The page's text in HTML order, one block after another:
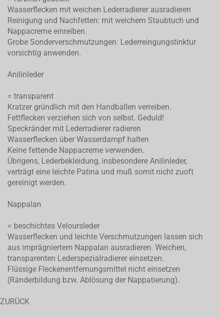
Wasserflecken mit weichen Lederradierer ausradieren
Reinigung und Nachfetten: mit weichem Staubtuch und
Nappacreme einreiben.
Grobe Sonderverschmutzungen: Lederreingungstinktur
vorsichtig anwenden.
Anilinleder
= transparent
Kratzer gründlich mit den Handballen verreiben.
Fettflecken verziehen sich von selbst. Geduld!
Speckränder mit Lederradierer radieren
Wasserflecken über Wasserdampf halten
Keine fettende Nappacreme verwenden.
Übrigens, Lederbekleidung, insbesondere Anilinleder,
verträgt eine leichte Patina und muß somit nicht zuoft
gereinigt werden.
Nappalan
= beschichtes Veloursleder
Wasserflecken und leichte Verschmutzungen lassen sich
aus imprägniertem Nappalan ausradieren. Weichen,
transparenten Lederspezialradierer einsetzen.
Flüssige Fleckenentfernungsmittel nicht einsetzen
(Ränderbildung bzw. Ablösung der Nappatierung).
ZURÜCK